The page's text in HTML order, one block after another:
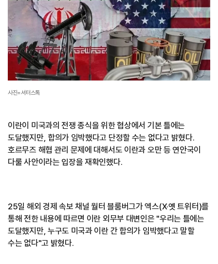
사진=셔터스톡
이란이 미국과의 전쟁 종식을 위한 협상에서 기본 틀에는
도달했지만, 합의가 임박했다고 단정할 수는 없다고 밝혔다.
호르무즈 해협 관리 문제에 대해서도 이란과 오만 등 연안국이
다룰 사안이라는 입장을 재확인했다.
25일 해외 경제 속보 채널 월터 블룸버그가 엑스(X·옛 트위터)를
통해 전한 내용에 따르면 이란 외무부 대변인은 "우리는 틀에는
도달했지만, 누구도 미국과 이란 간 합의가 임박했다고 말할
수는 없다"고 밝혔다.